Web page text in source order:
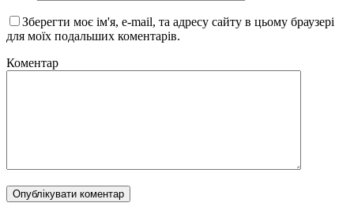
Зберегти моє ім'я, e-mail, та адресу сайту в цьому браузері
для моїх подальших коментарів.
Коментар